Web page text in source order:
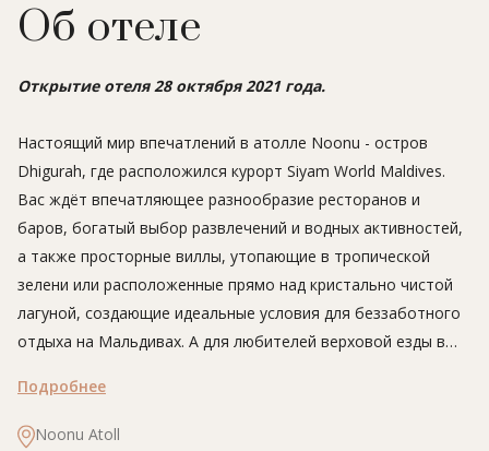
Об отеле
Открытие отеля 28 октября 2021 года.
Настоящий мир впечатлений в атолле Noonu - остров
Dhigurah, где расположился курорт Siyam World Maldives.
Вас ждёт впечатляющее разнообразие ресторанов и
баров, богатый выбор развлечений и водных активностей,
а также просторные виллы, утопающие в тропической
зелени или расположенные прямо над кристально чистой
лагуной, создающие идеальные условия для беззаботного
отдыха на Мальдивах. А для любителей верховой езды в
ранчо.
Подробнее
Noonu Atoll